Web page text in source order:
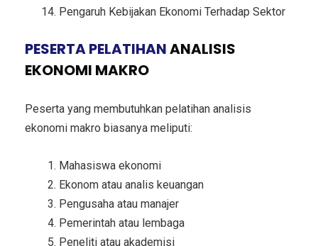
Pengaruh Kebijakan Ekonomi Terhadap Sektor
PESERTA PELATIHANANALISIS
EKONOMI MAKRO
Peserta yang membutuhkan pelatihan analisis
ekonomi makro biasanya meliputi:
Mahasiswa ekonomi
Ekonom atau analis keuangan
Pengusaha atau manajer
Pemerintah atau lembaga
Peneliti atau akademisi